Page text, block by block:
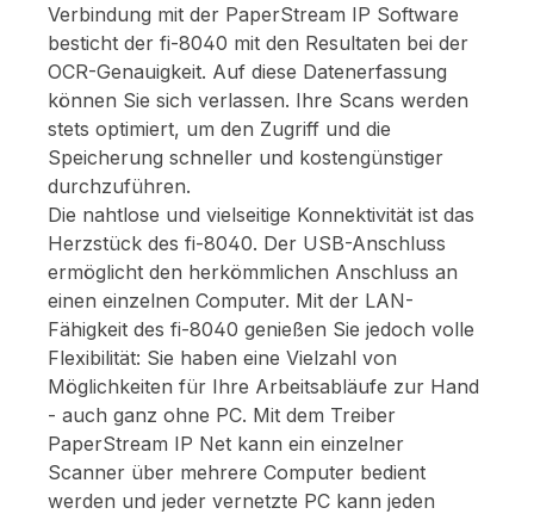
Verbindung mit der PaperStream IP Software
besticht der fi-8040 mit den Resultaten bei der
OCR-Genauigkeit. Auf diese Datenerfassung
können Sie sich verlassen. Ihre Scans werden
stets optimiert, um den Zugriff und die
Speicherung schneller und kostengünstiger
durchzuführen.
Die nahtlose und vielseitige Konnektivität ist das
Herzstück des fi-8040. Der USB-Anschluss
ermöglicht den herkömmlichen Anschluss an
einen einzelnen Computer. Mit der LAN-
Fähigkeit des fi-8040 genießen Sie jedoch volle
Flexibilität: Sie haben eine Vielzahl von
Möglichkeiten für Ihre Arbeitsabläufe zur Hand
- auch ganz ohne PC. Mit dem Treiber
PaperStream IP Net kann ein einzelner
Scanner über mehrere Computer bedient
werden und jeder vernetzte PC kann jeden